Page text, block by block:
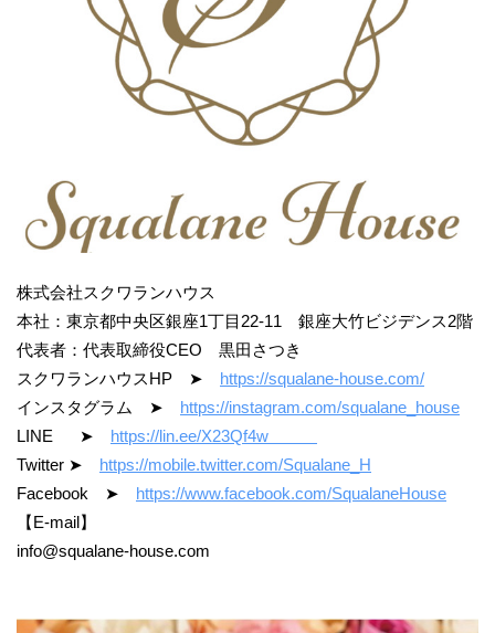
株式会社スクワランハウス
本社：東京都中央区銀座1丁目22-11 銀座大竹ビジデンス2階
代表者：代表取締役CEO 黒田さつき
スクワランハウスHP ➤ https://squalane-house.com/
インスタグラム ➤ https://instagram.com/squalane_house
LINE ➤ https://lin.ee/X23Qf4w
Twitter ➤ https://mobile.twitter.com/Squalane_H
Facebook ➤ https://www.facebook.com/SqualaneHouse
【E-mail】
info@squalane-house.com